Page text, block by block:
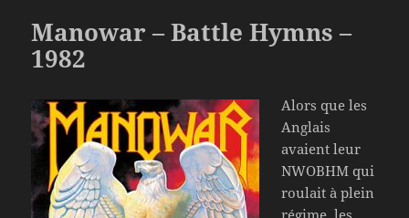
Manowar – Battle Hymns –
1982
Alors que les
Anglais
avaient leur
NWOBHM qui
roulait à plein